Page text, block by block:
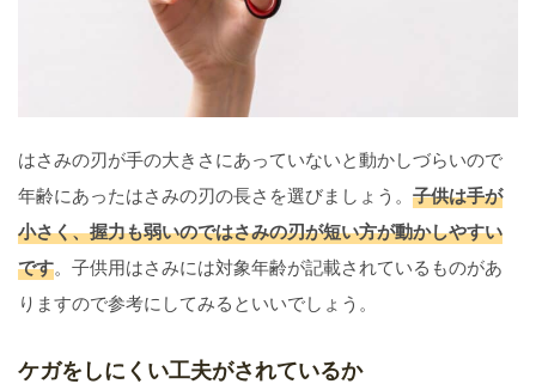
はさみの刃が手の大きさにあっていないと動かしづらいので
年齢にあったはさみの刃の長さを選びましょう。 子供は手が
小さく、握力も弱いのではさみの刃が短い方が動かしやすい
です。子供用はさみには対象年齢が記載されているものがあ
りますので参考にしてみるといいでしょう。
ケガをしにくい工夫がされているか